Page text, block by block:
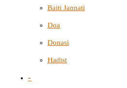
Baiti Jannati
Doa
Donasi
Hadist
-